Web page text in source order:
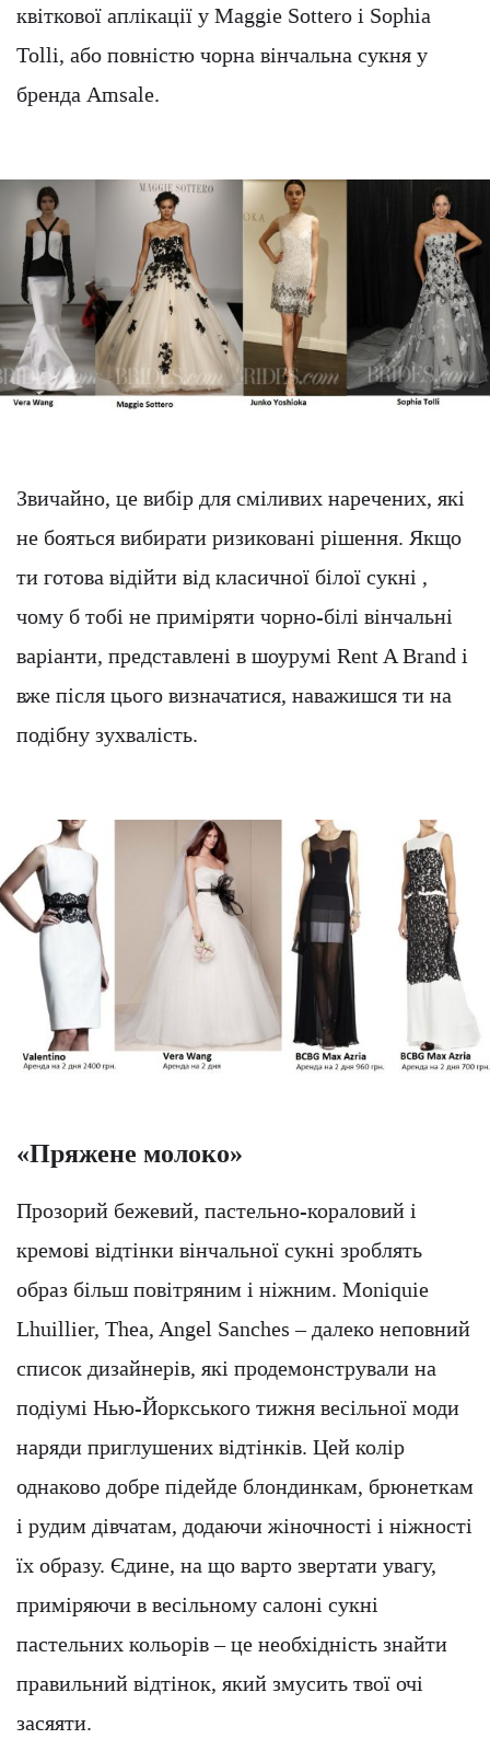
квіткової аплікації у Maggie Sottero і Sophia
Tolli, або повністю чорна вінчальна сукня у
бренда Amsale.
Звичайно, це вибір для сміливих наречених, які
не бояться вибирати ризиковані рішення. Якщо
ти готова відійти від класичної білої сукні ,
чому б тобі не приміряти чорно-білі вінчальні
варіанти, представлені в шоурумі Rent A Brand і
вже після цього визначатися, наважишся ти на
подібну зухвалість.
«Пряжене молоко»
Прозорий бежевий, пастельно-кораловий і
кремові відтінки вінчальної сукні зроблять
образ більш повітряним і ніжним. Moniquie
Lhuillier, Thea, Angel Sanches – далеко неповний
список дизайнерів, які продемонстрували на
подіумі Нью-Йоркського тижня весільної моди
наряди приглушених відтінків. Цей колір
однаково добре підейде блондинкам, брюнеткам
і рудим дівчатам, додаючи жіночності і ніжності
їх образу. Єдине, на що варто звертати увагу,
приміряючи в весільному салоні сукні
пастельних кольорів – це необхідність знайти
правильний відтінок, який змусить твої очі
засяяти.